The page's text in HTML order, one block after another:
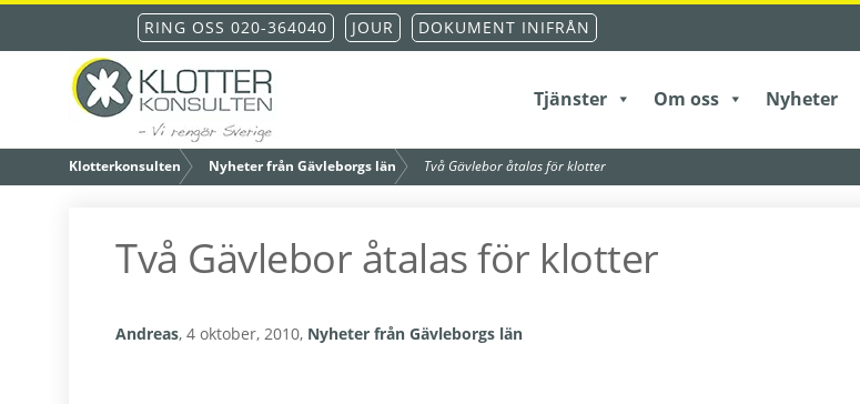
huvudnavigering
huvudinnehåll
RING OSS 020-364040 JOUR DOKUMENT INIFRÅN
Klottersanering – din Tjänster Om oss Nyheter
Klotterkonsulten /Nyheter från Gävleborgs län /Två Gävlebor åtalas för klotter
Två Gävlebor åtalas för klotter
Andreas, 4 oktober, 2010, Nyheter från Gävleborgs län